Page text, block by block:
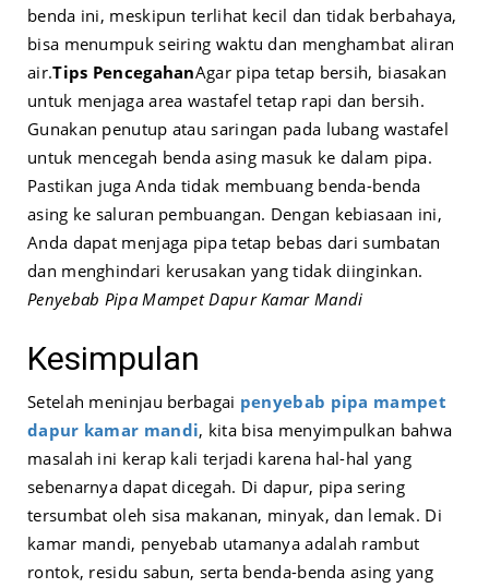
benda ini, meskipun terlihat kecil dan tidak berbahaya,
bisa menumpuk seiring waktu dan menghambat aliran
air.Tips PencegahanAgar pipa tetap bersih, biasakan
untuk menjaga area wastafel tetap rapi dan bersih.
Gunakan penutup atau saringan pada lubang wastafel
untuk mencegah benda asing masuk ke dalam pipa.
Pastikan juga Anda tidak membuang benda-benda
asing ke saluran pembuangan. Dengan kebiasaan ini,
Anda dapat menjaga pipa tetap bebas dari sumbatan
dan menghindari kerusakan yang tidak diinginkan.
Penyebab Pipa Mampet Dapur Kamar Mandi
Kesimpulan
Setelah meninjau berbagai penyebab pipa mampet
dapur kamar mandi, kita bisa menyimpulkan bahwa
masalah ini kerap kali terjadi karena hal-hal yang
sebenarnya dapat dicegah. Di dapur, pipa sering
tersumbat oleh sisa makanan, minyak, dan lemak. Di
kamar mandi, penyebab utamanya adalah rambut
rontok, residu sabun, serta benda-benda asing yang